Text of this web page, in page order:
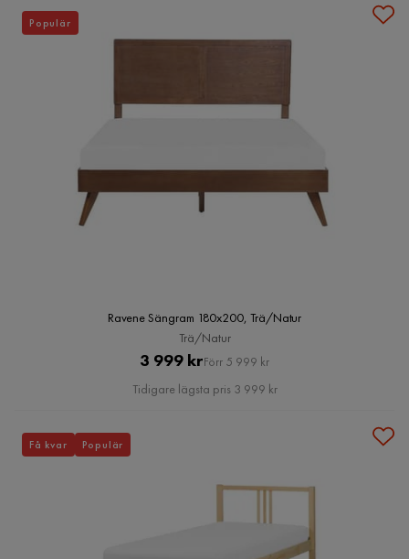
Ravene Sängram 180x200, Trä/Natur
Trä/Natur
Pris
3 999 krOriginal
Pris
Förr 5 999 kr
Tidigare lägsta pris 3 999 kr
Populär
Få kvar Populär